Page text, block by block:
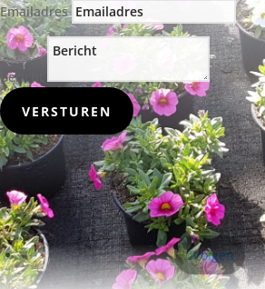
Emailadres
Bericht
VERSTUREN
Volgen